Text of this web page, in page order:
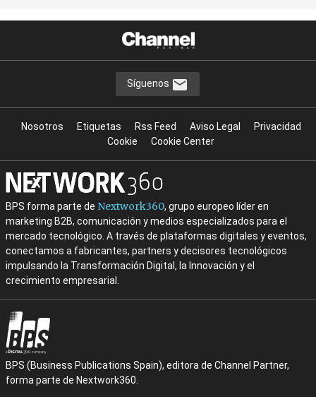
Síguenos
Nosotros Etiquetas Rss Feed Aviso Legal
Privacidad
Cookie
Cookie Center
BPS forma parte de Nextwork360, grupo europeo líder en
marketing B2B, comunicación y medios especializados para el
mercado tecnológico. A través de plataformas digitales y eventos,
conectamos a fabricantes, partners y decisores tecnológicos
impulsando la Transformación Digital, la Innovación y el
crecimiento empresarial.
BPS (Business Publications Spain), editora de Channel Partner,
forma parte de Nextwork360.